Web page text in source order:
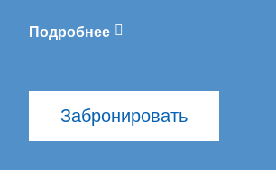
Подробнее
Забронировать